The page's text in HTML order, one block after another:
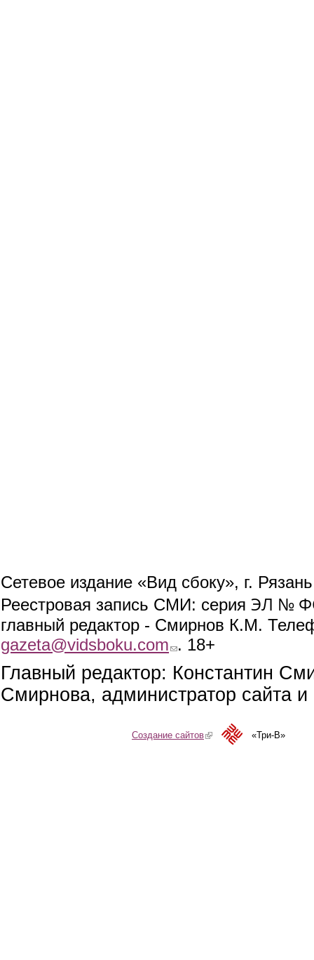
Сетевое издание «Вид сбоку», г.
Реестровая запись СМИ: серия ЭЛ №
главный редактор - Смирнов К.М.
gazeta@vidsboku.com (link sends e-mail)
. 18+
Главный редактор: Константин
Смирнова, администратор сайта
Создание сайтов(link is external)«Три-В»